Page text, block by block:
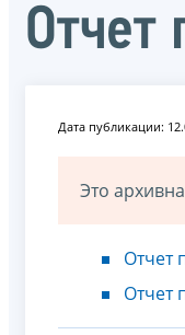
Дата публикации:
Это
Отчет
Отчет